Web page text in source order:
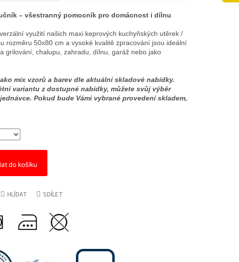
do košíku
– všestranný pomocník pro domácnost i dílnu
využití našich maxi keprových kuchyňských utěrek /
rozměru 50x80 cm a vysoké kvalitě zpracování jsou ideální
grilování, chalupu, zahradu, dílnu, garáž nebo jako
mix vzorů a barev dle aktuální skladové nabídky.
variantu z dostupné nabídky, můžete svůj výběr
Pokud bude Vámi vybrané provedení skladem,
HLÍDAT SDÍLET